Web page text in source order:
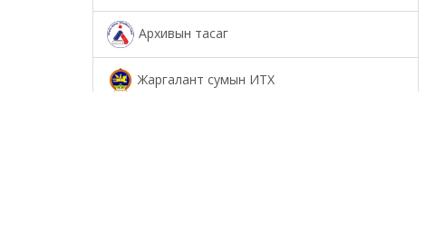
Архивын тасаг
Жаргалант сумын ИТХ